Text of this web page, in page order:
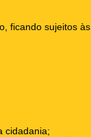
ficando sujeitos às
cidadania;